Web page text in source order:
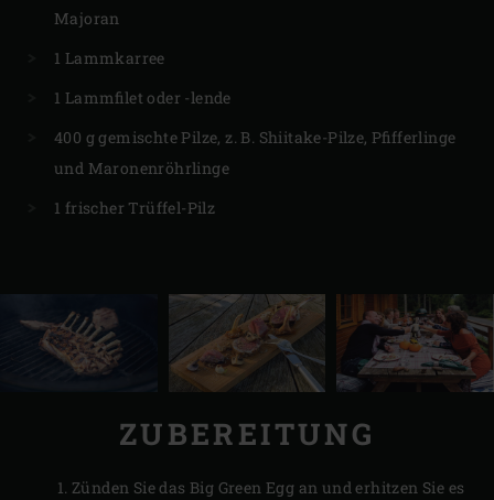
Majoran
1 Lammkarree
1 Lammfilet oder -lende
400 g gemischte Pilze, z. B. Shiitake-Pilze, Pfifferlinge
und Maronenröhrlinge
1 frischer Trüffel-Pilz
ZUBEREITUNG
Zünden Sie das Big Green Egg an und erhitzen Sie es